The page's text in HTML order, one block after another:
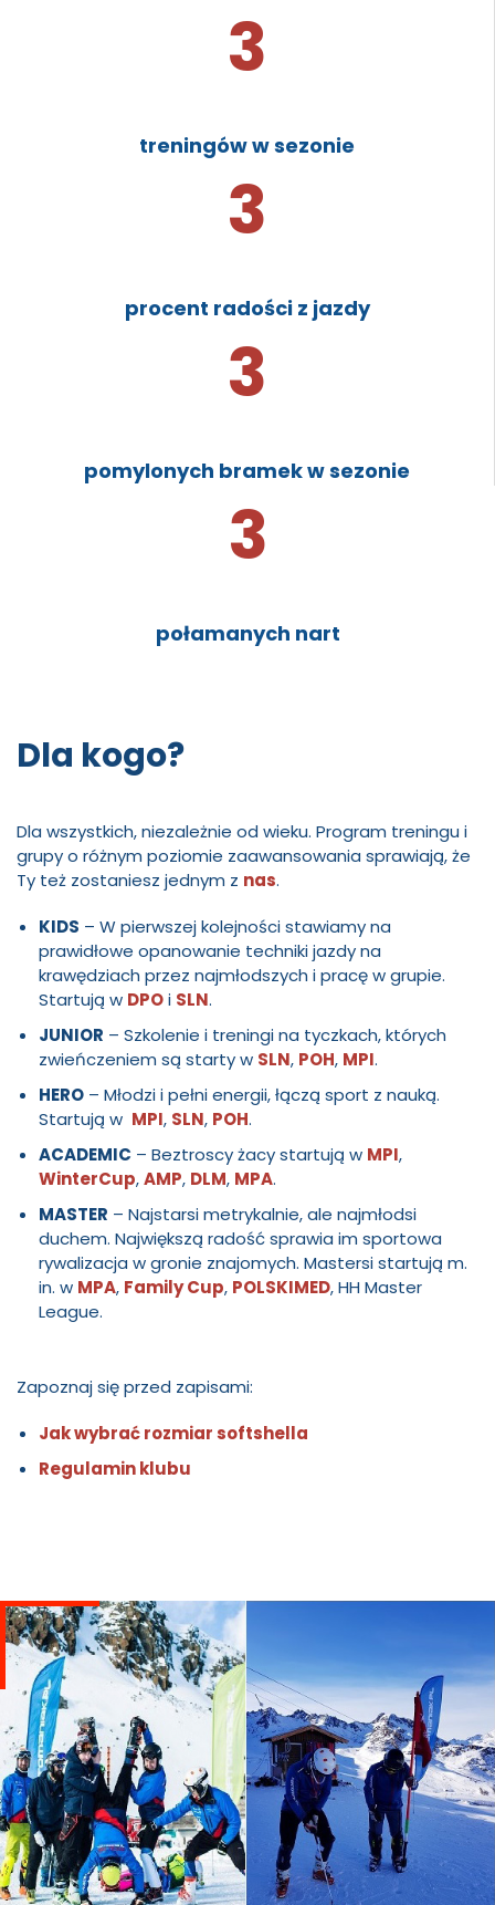
3
treningów w sezonie
3
procent radości z jazdy
3
pomylonych bramek w sezonie
3
połamanych nart
Dla kogo?
Dla wszystkich, niezależnie od wieku. Program treningu i
grupy o różnym poziomie zaawansowania sprawiają, że
Ty też zostaniesz jednym z nas.
KIDS – W pierwszej kolejności stawiamy na
prawidłowe opanowanie techniki jazdy na
krawędziach przez najmłodszych i pracę w grupie.
Startują w DPOi SLN.
JUNIOR – Szkolenie i treningi na tyczkach, których
zwieńczeniem są starty w SLN, POH, MPI.
HERO – Młodzi i pełni energii, łączą sport z nauką.
Startują w MPI, SLN, POH.
ACADEMIC – Beztroscy żacy startują w MPI,
WinterCup,AMP, DLM, MPA.
MASTER – Najstarsi metrykalnie, ale najmłodsi
duchem. Największą radość sprawia im sportowa
rywalizacja w gronie znajomych. Mastersi startują m.
in. w MPA, Family Cup, POLSKIMED, HH Master
League.
Zapoznaj się przed zapisami:
Jak wybrać rozmiar softshella
Regulamin klubu